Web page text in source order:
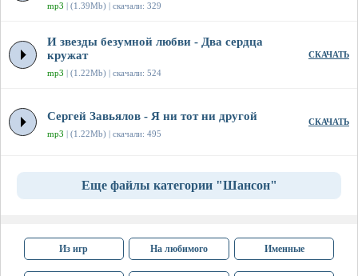
mp3 | (1.39Mb) | скачали: 329
И звезды безумной любви - Два сердца
кружат
mp3 | (1.22Mb) | скачали: 524
СКАЧАТЬ
Сергей Завьялов - Я ни тот ни другой
mp3 | (1.22Mb) | скачали: 495
СКАЧАТЬ
Еще файлы категории "Шансон"
Из игр На любимого Именные